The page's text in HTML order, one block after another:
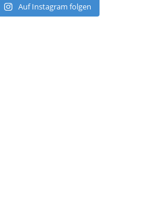
Auf Instagram folgen